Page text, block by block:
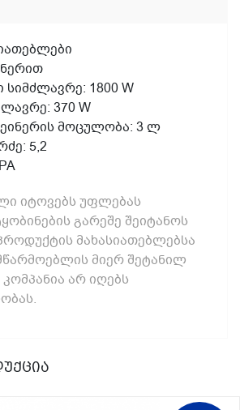
სიმძლავრე: 1800 W
370 W
მოცულობა: 3 ლ
5,2
იტოვებს უფლებას
გარეშე შეიტანოს
მახასიათებლებსა
მიერ შეტანილ
არ იღებს